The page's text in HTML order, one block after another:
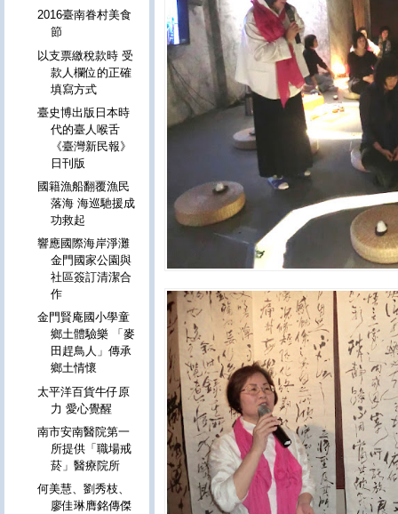
2016臺南眷村美食
節
以支票繳稅款時 受
款人欄位的正確
填寫方式
臺史博出版日本時
代的臺人喉舌
《臺灣新民報》
日刊版
國籍漁船翻覆漁民
落海 海巡馳援成
功救起
響應國際海岸淨灘
金門國家公園與
社區簽訂清潔合
作
金門賢庵國小學童
鄉土體驗樂 「麥
田趕鳥人」傳承
鄉土情懷
太平洋百貨牛仔原
力 愛心覺醒
南市安南醫院第一
所提供「職場戒
菸」醫療院所
何美慧、劉秀枝、
廖佳琳膺銘傳傑